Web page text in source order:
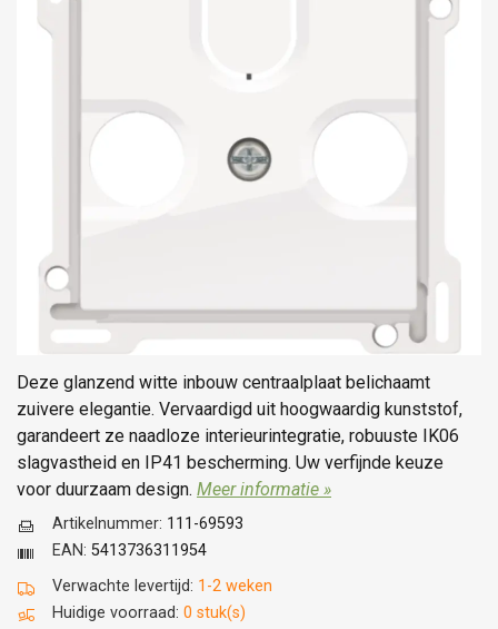
Deze glanzend witte inbouw centraalplaat belichaamt
zuivere elegantie. Vervaardigd uit hoogwaardig kunststof,
garandeert ze naadloze interieurintegratie, robuuste IK06
slagvastheid en IP41 bescherming. Uw verfijnde keuze
voor duurzaam design. Meer informatie »
Verwachte levertijd: 1-2 weken
Huidige voorraad: 0 stuk(s)
Artikelnummer: 111-69593
EAN: 5413736311954